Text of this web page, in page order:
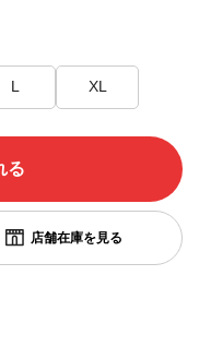
L XL